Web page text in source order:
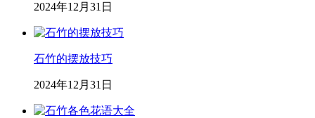
2024年12月31日
石竹的摆放技巧
2024年12月31日